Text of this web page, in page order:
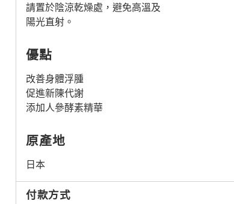
請置於陰涼乾燥處，避免高溫及
陽光直射。
優點
改善身體浮腫
促進新陳代謝
添加人參酵素精華
原產地
日本
付款方式